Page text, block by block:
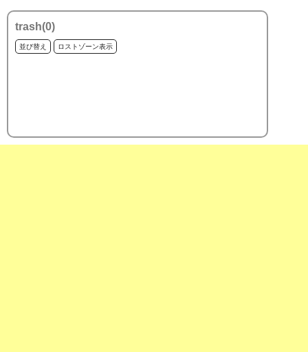
trash(0)
並び替え ロストゾーン表示